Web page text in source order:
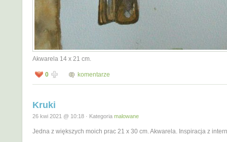
Akwarela 14 x 21 cm.
0 komentarze
Kruki
26 kwi 2021 @ 10:18 · Kategoria malowane
Jedna z większych moich prac 21 x 30 cm. Akwarela. Inspiracja z